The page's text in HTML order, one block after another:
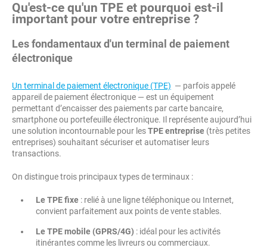
Qu'est-ce qu'un TPE et pourquoi est-il
important pour votre entreprise ?
Les fondamentaux d'un terminal de paiement
électronique
Un terminal de paiement électronique (TPE) — parfois appelé
appareil de paiement électronique — est un équipement
permettant d’encaisser des paiements par carte bancaire,
smartphone ou portefeuille électronique. Il représente aujourd’hui
une solution incontournable pour lesTPE entreprise (très petites
entreprises) souhaitant sécuriser et automatiser leurs
transactions.
On distingue trois principaux types de terminaux :
Le TPE fixe : relié à une ligne téléphonique ou Internet,
convient parfaitement aux points de vente stables.
Le TPE mobile (GPRS/4G) : idéal pour les activités
itinérantes comme les livreurs ou commerciaux.